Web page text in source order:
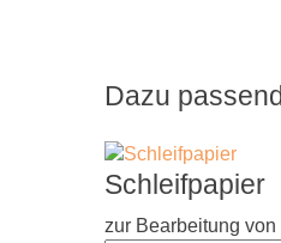
Dazu
Schleifpapier
zur Bearbeitung